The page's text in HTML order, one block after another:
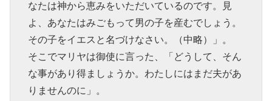
なたは神から恵みをいただいているのです。見
よ、あなたはみごもって男の子を産むでしょう。
その子をイエスと名づけなさい。（中略）」。
そこでマリヤは御使に言った、「どうして、そん
な事があり得ましょうか。わたしにはまだ夫があ
りませんのに」。